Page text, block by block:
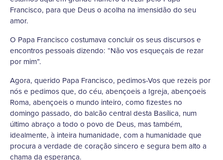
Francisco, para que Deus o acolha na imensidão do seu
amor.
O Papa Francisco costumava concluir os seus discursos e
encontros pessoais dizendo: “Não vos esqueçais de rezar
por mim”.
Agora, querido Papa Francisco, pedimos-Vos que rezeis por
nós e pedimos que, do céu, abençoeis a Igreja, abençoeis
Roma, abençoeis o mundo inteiro, como fizestes no
domingo passado, do balcão central desta Basílica, num
último abraço a todo o povo de Deus, mas também,
idealmente, à inteira humanidade, com a humanidade que
procura a verdade de coração sincero e segura bem alto a
chama da esperança.